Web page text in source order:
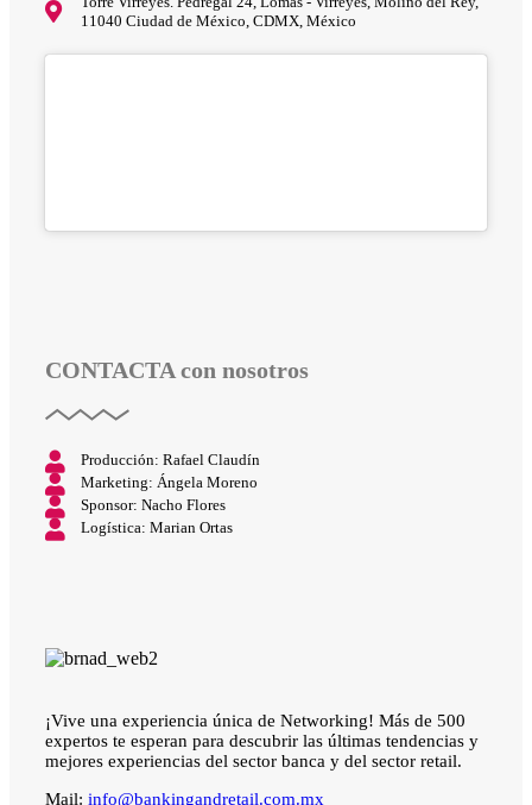
11040 Ciudad de México, CDMX, México
CONTACTA con nosotros
Producción: Rafael Claudín
Marketing: Ángela Moreno
Sponsor: Nacho Flores
Logística: Marian Ortas
¡Vive una experiencia única de Networking! Más de 500
expertos te esperan para descubrir las últimas tendencias y
mejores experiencias del sector banca y del sector retail.
Mail: info@bankingandretail.com.mx